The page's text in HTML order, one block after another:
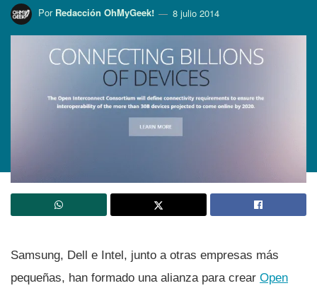
Por Redacción OhMyGeek! 8 julio 2014
Samsung, Dell e Intel, junto a otras empresas más
pequeñas, han formado una alianza para crear Open